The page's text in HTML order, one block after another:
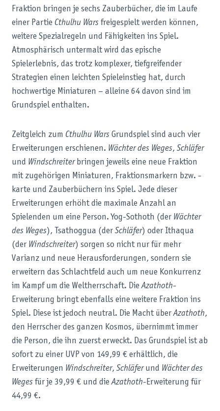
Fraktion bringen je sechs Zauberbücher, die im Laufe
einer Partie Cthulhu Wars freigespielt werden können,
weitere Spezialregeln und Fähigkeiten ins Spiel.
Atmosphärisch untermalt wird das epische
Spielerlebnis, das trotz komplexer, tiefgreifender
Strategien einen leichten Spieleinstieg hat, durch
hochwertige Miniaturen – alleine 64 davon sind im
Grundspiel enthalten.
Zeitgleich zum Cthulhu Wars Grundspiel sind auch vier
Erweiterungen erschienen. Wächter des Weges, Schläfer
und Windschreiterbringen jeweils eine neue Fraktion
mit zugehörigen Miniaturen, Fraktionsmarkern bzw. -
karte und Zauberbüchern ins Spiel. Jede dieser
Erweiterungen erhöht die maximale Anzahl an
Spielenden um eine Person. Yog-Sothoth (der Wächter
des Weges), Tsathoggua (der Schläfer) oder Ithaqua
(der Windschreiter) sorgen so nicht nur für mehr
Varianz und neue Herausforderungen, sondern sie
erweitern das Schlachtfeld auch um neue Konkurrenz
im Kampf um die Weltherrschaft. DieAzathoth-
Erweiterung bringt ebenfalls eine weitere Fraktion ins
Spiel. Diese ist jedoch neutral. Die Macht überAzathoth,
den Herrscher des ganzen Kosmos, übernimmt immer
die Person, die ihn zuerst erweckt. Das Grundspiel ist ab
sofort zu einer UVP von 149,99 € erhältlich, die
Erweiterungen Windschreiter, Schläferund Wächter des
Weges für je 39,99 € und dieAzathoth-Erweiterung für
44,99 €.